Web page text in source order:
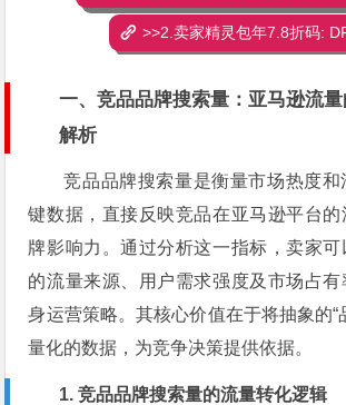
>>2.卖家精灵包年7.8折码:
一、竞品品牌搜索量：亚马逊流
解析
竞品品牌搜索量是衡量市场热度和
键数据，直接反映竞品在亚马逊平台的
牌影响力。通过分析这一指标，卖家
的流量来源、用户需求强度及市场占有
身运营策略。其核心价值在于将抽象的“
量化的数据，为竞争决策提供依据。
1. 竞品品牌搜索量的流量转化逻辑